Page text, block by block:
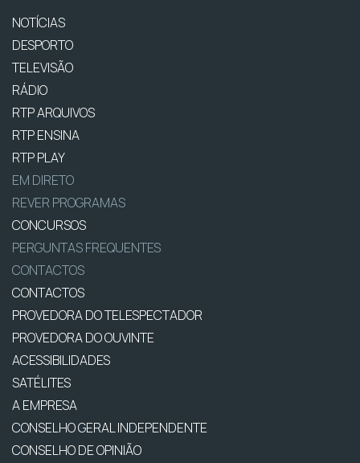
NOTÍCIAS
DESPORTO
TELEVISÃO
RÁDIO
RTP ARQUIVOS
RTP ENSINA
RTP PLAY
EM DIRETO
REVER PROGRAMAS
CONCURSOS
PERGUNTAS FREQUENTES
CONTACTOS
CONTACTOS
PROVEDORA DO TELESPECTADOR
PROVEDORA DO OUVINTE
ACESSIBILIDADES
SATÉLITES
A EMPRESA
CONSELHO GERAL INDEPENDENTE
CONSELHO DE OPINIÃO